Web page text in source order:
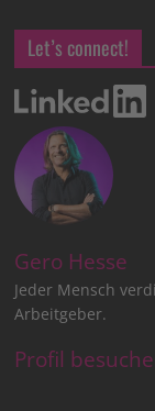
Let’s connect!
Gero Hesse
Jeder Mensch
Arbeitgeber.
Profil